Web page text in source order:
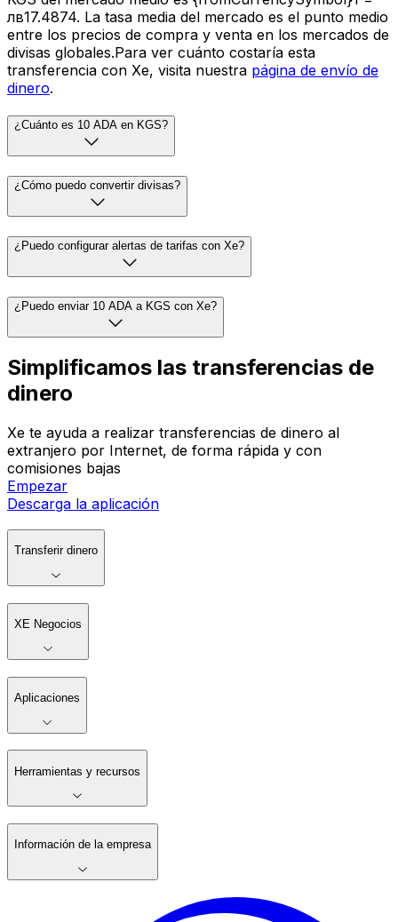
лв17.4874. La tasa media del mercado es el punto medio
entre los precios de compra y venta en los mercados de
divisas globales.Para ver cuánto costaría esta
transferencia con Xe, visita nuestra página de envío de
dinero.
¿Cuánto es 10 ADA en KGS?
¿Cómo puedo convertir divisas?
¿Puedo configurar alertas de tarifas con Xe?
¿Puedo enviar 10 ADA a KGS con Xe?
Simplificamos las transferencias de
dinero
Xe te ayuda a realizar transferencias de dinero al
extranjero por Internet, de forma rápida y con
comisiones bajas
Empezar
Descarga la aplicación
Transferir dinero
XE Negocios
Aplicaciones
Herramientas y recursos
Información de la empresa